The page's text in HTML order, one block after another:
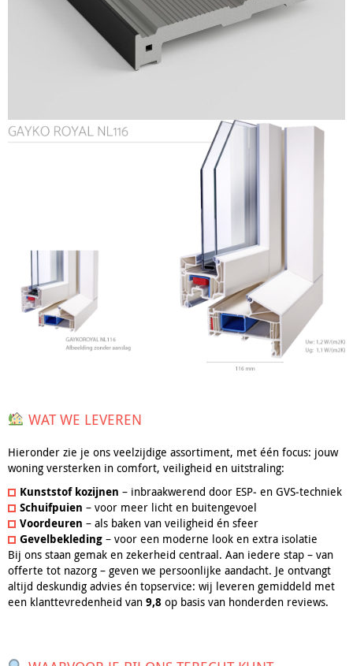
WAT WE LEVEREN
Hieronder zie je ons veelzijdige assortiment, met één focus: jouw
woning versterken in comfort, veiligheid en uitstraling:
Kunststof kozijnen – inbraakwerend door ESP‑ en GVS‑techniek
Schuifpuien – voor meer licht en buitengevoel
Voordeuren – als baken van veiligheid én sfeer
Gevelbekleding – voor een moderne look en extra isolatie
Bij ons staan gemak en zekerheid centraal. Aan iedere stap – van
offerte tot nazorg – geven we persoonlijke aandacht. Je ontvangt
altijd deskundig advies én topservice: wij leveren gemiddeld met
een klanttevredenheid van 9,8 op basis van honderden reviews.